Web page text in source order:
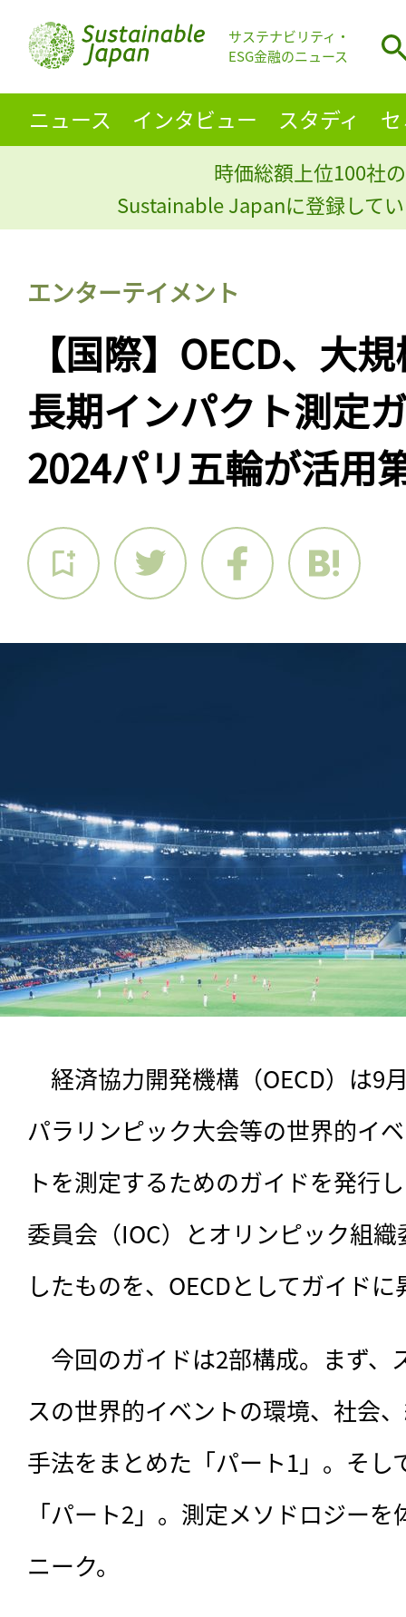
サステナビリティ・
ESG金融のニュース
ニュース インタビュー スタディ
時価総額上位100社
Sustainable Japanに登録して
エンターテイメント
【国際】OECD、大
長期インパクト測定
2024パリ五輪が活用
経済協力開発機構（OECD）は9
パラリンピック大会等の世界的イ
トを測定するためのガイドを発行
委員会（IOC）とオリンピック組
したものを、OECDとしてガイド
今回のガイドは2部構成。まず、
スの世界的イベントの環境、社会
手法をまとめた「パート1」。そし
「パート2」。測定メソドロジー
ニーク。